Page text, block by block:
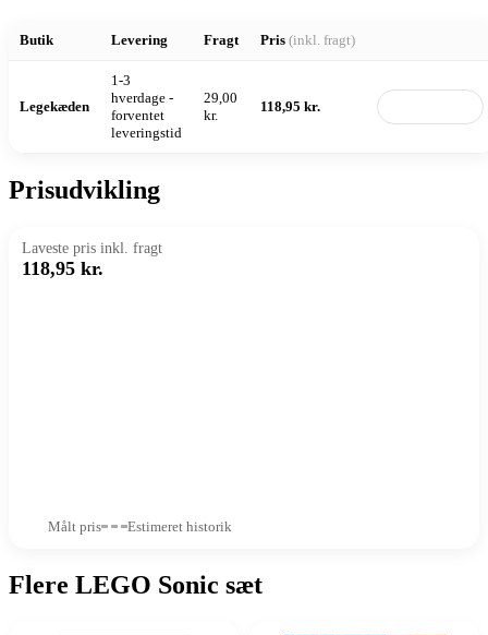
Butik Levering Fragt Pris (inkl. fragt)
Legekæden
1-3
hverdage -
forventet
leveringstid
29,00
kr.
118,95 kr.
Prisudvikling
Laveste pris inkl. fragt
118,95 kr.
Målt pris Estimeret historik
Flere LEGO Sonic sæt